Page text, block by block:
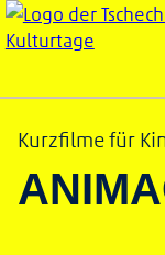
Kurzfilme für